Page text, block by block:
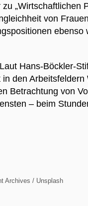
„Wirtschaftlichen
von
ebenso
Hans-Böckler-
den Arbeitsfeldern
Betrachtung von
– beim
Archives / Unsplash